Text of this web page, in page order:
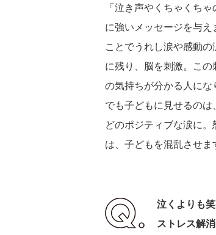
「泣き声やくちゃくち
に強いメッセージを与
ことでうれし涙や感動
に残り、脳を刺激。この
の気持ちが分かる人にな
でも子どもに見せるの
どのポジティブな涙に
は、子どもを混乱させま
泣くよりも
ストレス解